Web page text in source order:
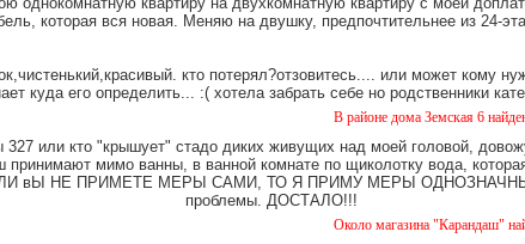
которая вся новая. Меняю на двушку, предпочтительнее из 24-
кто потерял?отзовитесь.... или может кому
куда его определить... :( хотела забрать себе но родственники
В районе дома Земская 6 найдена такса,
327 или кто "крышует" стадо диких живущих над моей головой,
мимо ванны, в ванной комнате по щиколотку вода,
ЕСЛИ вЫ НЕ ПРИМЕТЕ МЕРЫ САМИ, ТО Я ПРИМУ МЕРЫ
проблемы. ДОСТАЛО!!!
Около магазина "Карандаш" найдены